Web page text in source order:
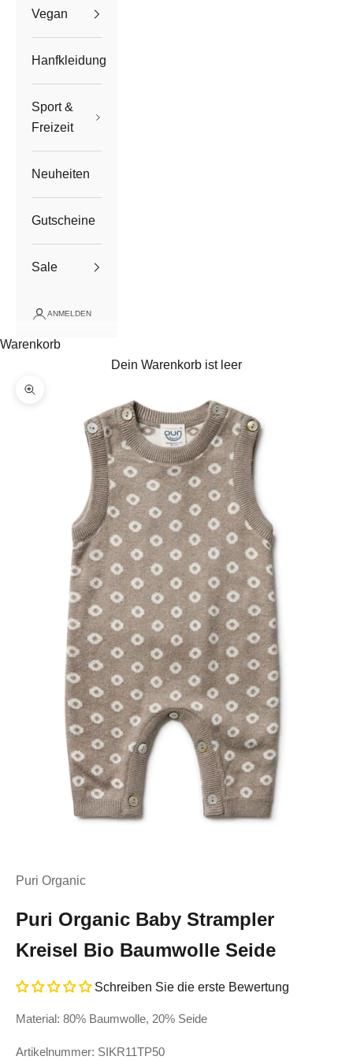
Vegan
Hanfkleidung
Sport &
Freizeit
Neuheiten
Gutscheine
Sale
ANMELDEN
Warenkorb
Dein Warenkorb ist leer
Bild vergrößern
Puri Organic
Puri Organic Baby Strampler
Kreisel Bio Baumwolle Seide
Schreiben Sie die erste Bewertung
Material: 80% Baumwolle, 20% Seide
Artikelnummer: SIKR11TP50